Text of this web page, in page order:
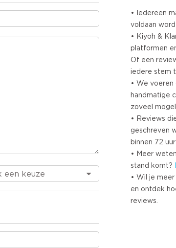
• Iedereen
voldaan
• Kiyoh &
platformen
Of een
iedere stem
• We
handmatige
zoveel
• Reviews
geschreven
binnen 72 uur
• Meer
stand komt?
• Wil je
en ontdek
reviews.